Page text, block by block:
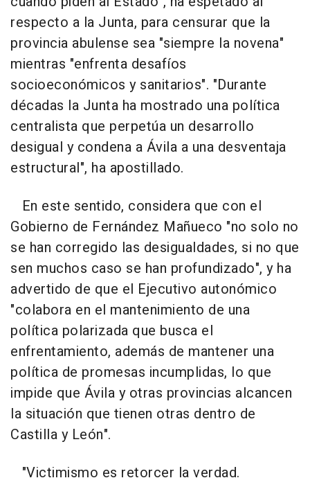
respecto a la Junta, para censurar que la
provincia abulense sea "siempre la novena"
mientras "enfrenta desafíos
socioeconómicos y sanitarios". "Durante
décadas la Junta ha mostrado una política
centralista que perpetúa un desarrollo
desigual y condena a Ávila a una desventaja
estructural", ha apostillado.
En este sentido, considera que con el
Gobierno de Fernández Mañueco "no solo no
se han corregido las desigualdades, si no que
sen muchos caso se han profundizado", y ha
advertido de que el Ejecutivo autonómico
"colabora en el mantenimiento de una
política polarizada que busca el
enfrentamiento, además de mantener una
política de promesas incumplidas, lo que
impide que Ávila y otras provincias alcancen
la situación que tienen otras dentro de
Castilla y León".
"Victimismo es retorcer la verdad.